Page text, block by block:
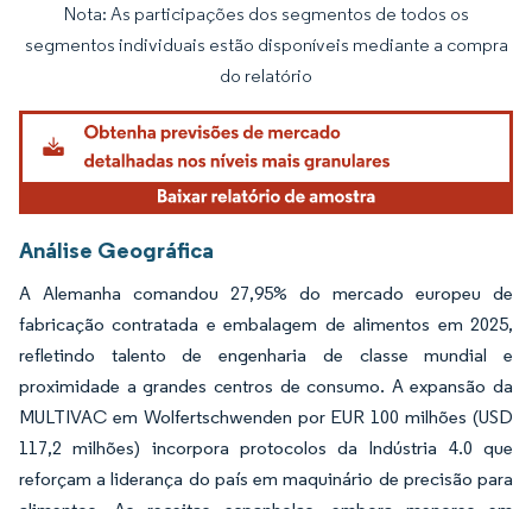
Imagem © Mordor Intelligence. O reuso requer atribuição conforme CC BY 4.0.
Nota: As participações dos segmentos de todos os
segmentos individuais estão disponíveis mediante a compra
do relatório
Análise Geográfica
A Alemanha comandou 27,95% do mercado europeu de
fabricação contratada e embalagem de alimentos em 2025,
refletindo talento de engenharia de classe mundial e
proximidade a grandes centros de consumo. A expansão da
MULTIVAC em Wolfertschwenden por EUR 100 milhões (USD
117,2 milhões) incorpora protocolos da Indústria 4.0 que
reforçam a liderança do país em maquinário de precisão para